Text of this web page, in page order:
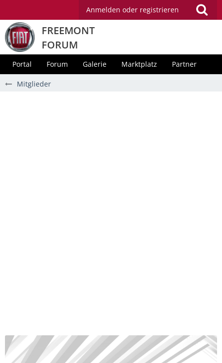
Anmelden oder registrieren
FREEMONT
FORUM
Portal Forum Galerie Marktplatz Partner
Mitglieder